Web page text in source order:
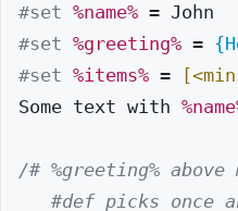
#set %name%
#set %greeting% =
#set %items% =
Some text with
/# %greeting%
#def picks once